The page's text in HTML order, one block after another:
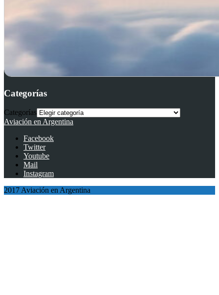
Categorías
Categorías
Aviación en Argentina
Facebook
Twitter
Youtube
Mail
Instagram
2017 Aviación en Argentina